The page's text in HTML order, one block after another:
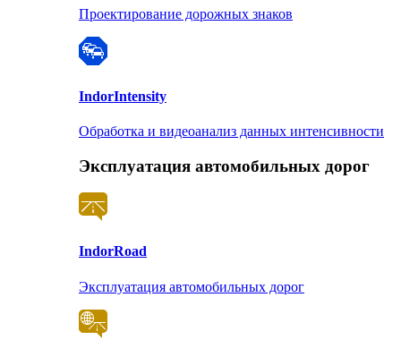
Проектирование дорожных знаков
IndorIntensity
Обработка и видеоанализ данных интенсивности
Эксплуатация автомобильных дорог
IndorRoad
Эксплуатация автомобильных дорог